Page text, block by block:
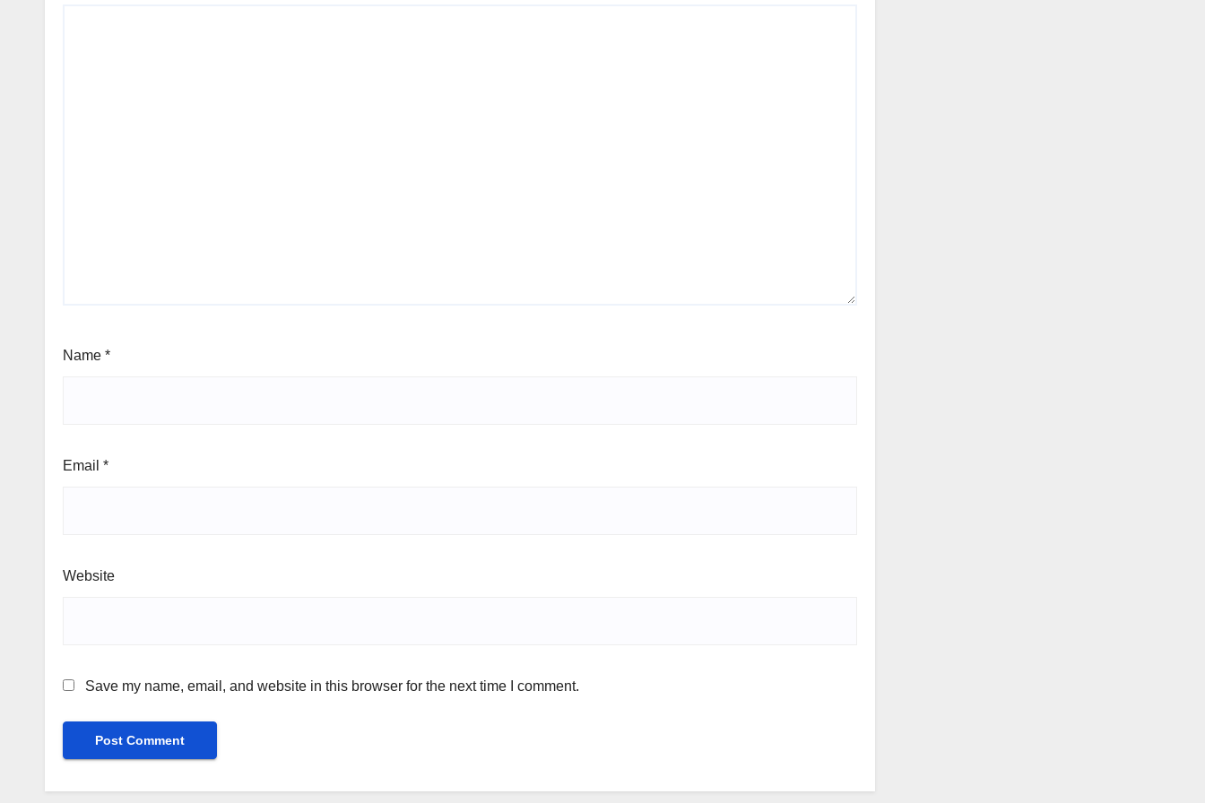
Name *
Email *
Website
Save my name, email, and website in this browser for the next time I comment.